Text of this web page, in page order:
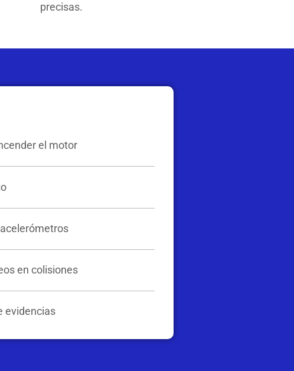
precisas.
el motor
en colisiones
evidencias